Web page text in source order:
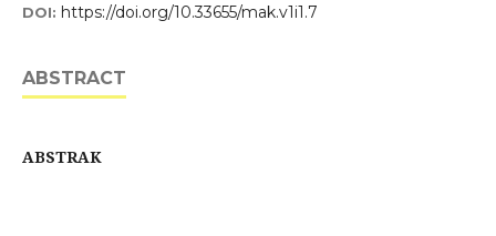
DOI: https://doi.org/10.33655/mak.v1i1.7
ABSTRACT
ABSTRAK